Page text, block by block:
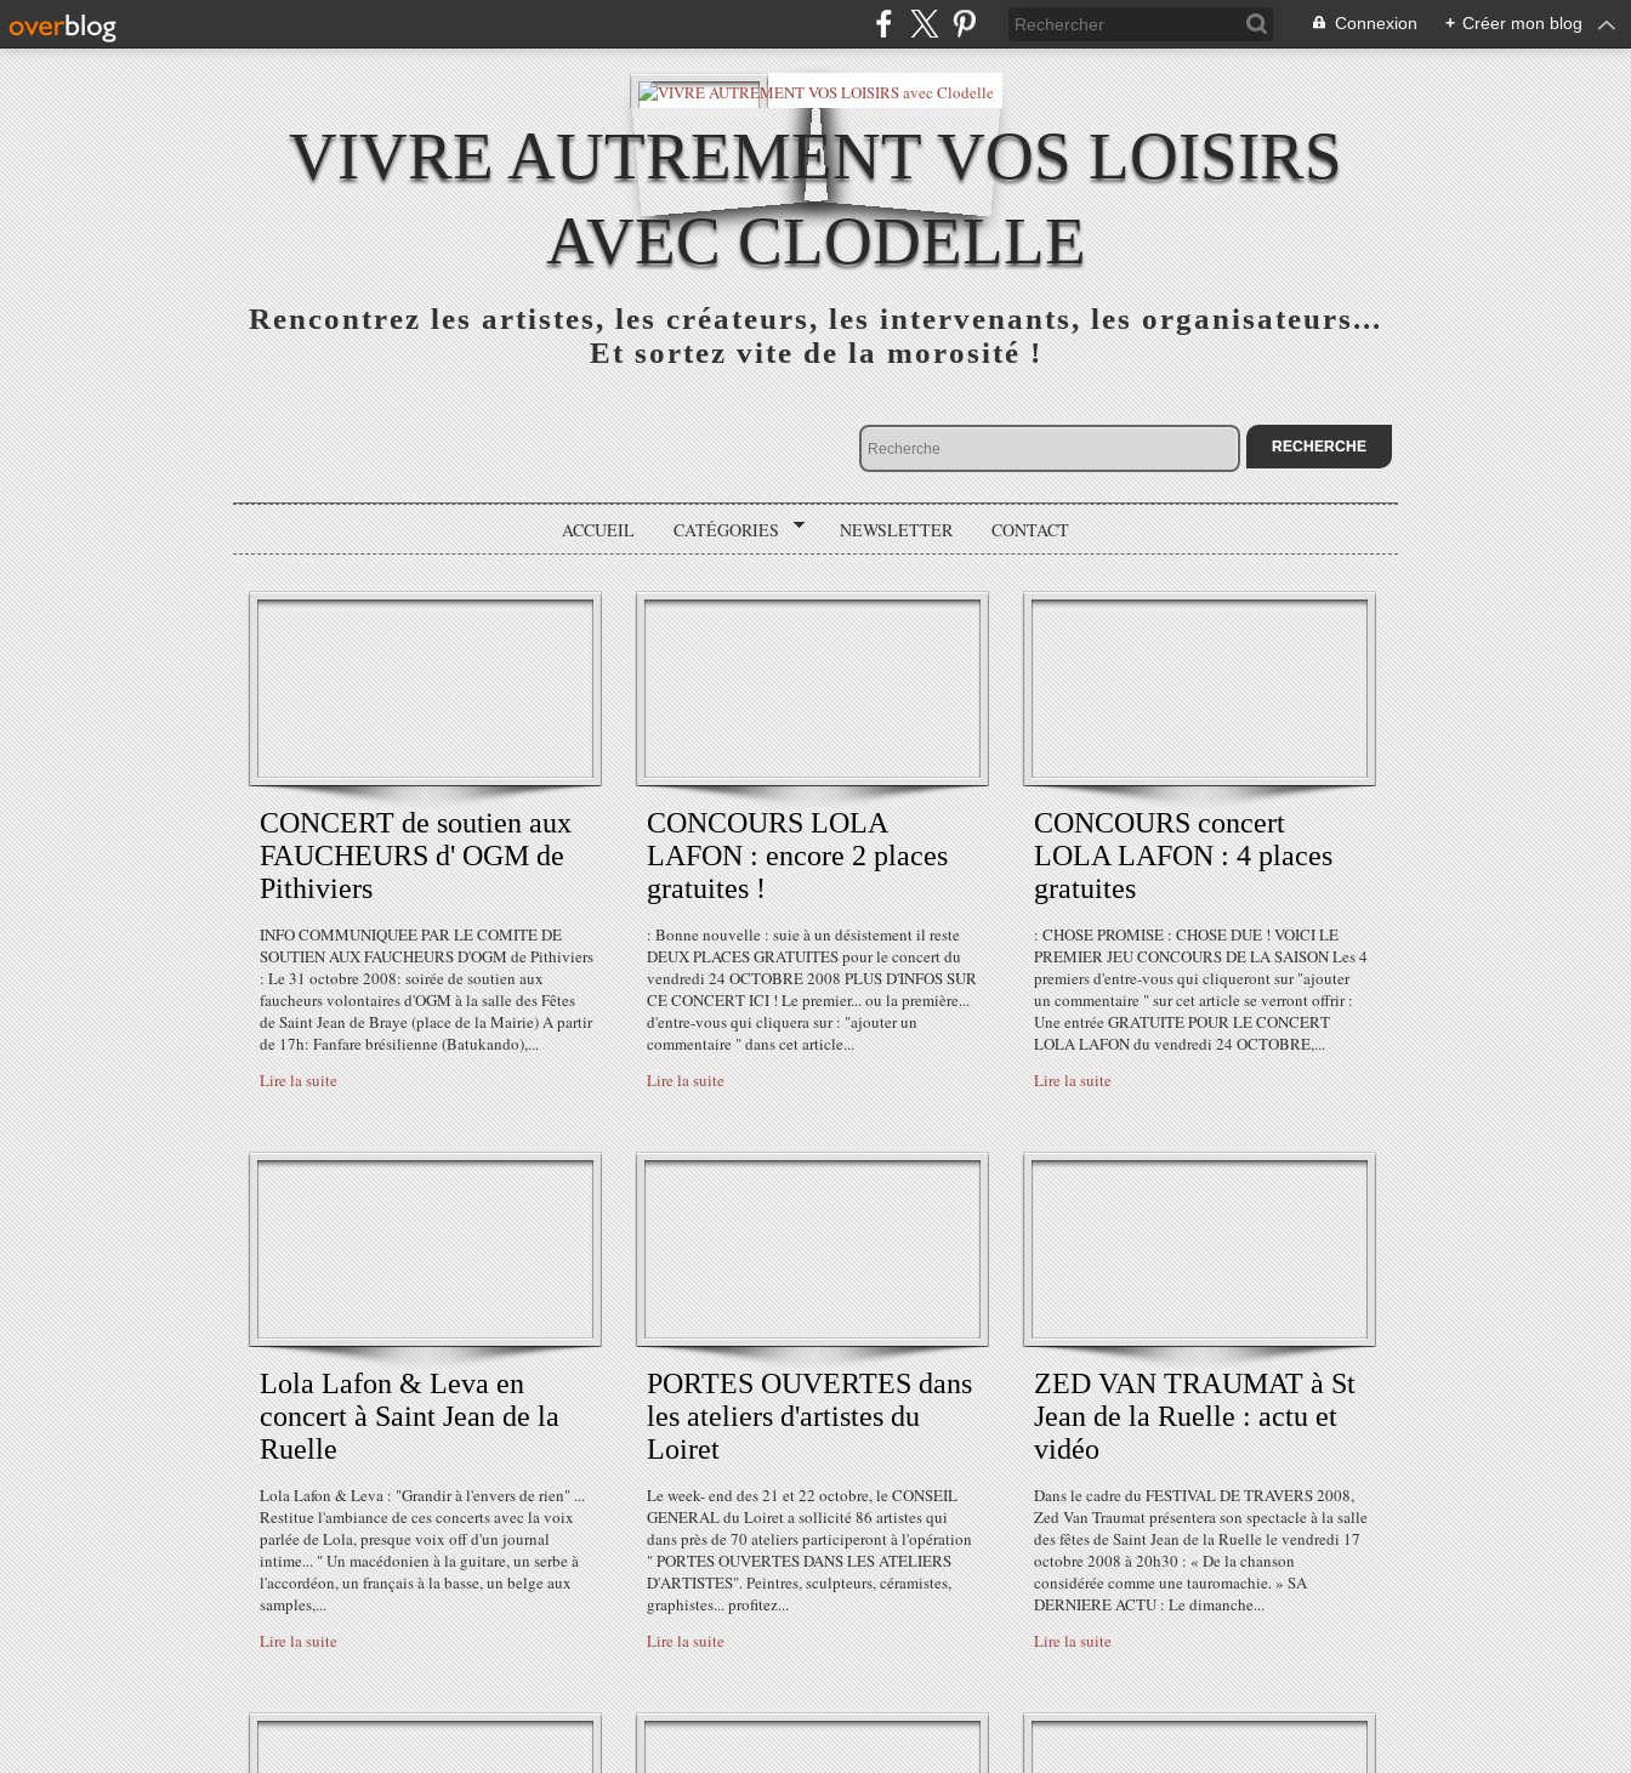
Connexion + Créer mon blog
VIVRE AUTREMENT VOS LOISIRS
AVEC CLODELLE
Rencontrez les artistes, les créateurs, les intervenants, les organisateurs...
Et sortez vite de la morosité !
ACCUEIL CATÉGORIES NEWSLETTER CONTACT
CONCERT de soutien aux
FAUCHEURS d' OGM de
Pithiviers
INFO COMMUNIQUEE PAR LE COMITE DE
SOUTIEN AUX FAUCHEURS D'OGM de Pithiviers
: Le 31 octobre 2008: soirée de soutien aux
faucheurs volontaires d'OGM à la salle des Fêtes
de Saint Jean de Braye (place de la Mairie) A partir
de 17h: Fanfare brésilienne (Batukando),...
Lire la suite
CONCOURS LOLA
LAFON : encore 2 places
gratuites !
: Bonne nouvelle : suie à un désistement il reste
DEUX PLACES GRATUITES pour le concert du
vendredi 24 OCTOBRE 2008 PLUS D'INFOS SUR
CE CONCERT ICI ! Le premier... ou la première...
d'entre-vous qui cliquera sur : "ajouter un
commentaire " dans cet article...
Lire la suite
CONCOURS concert
LOLA LAFON : 4 places
gratuites
: CHOSE PROMISE : CHOSE DUE ! VOICI LE
PREMIER JEU CONCOURS DE LA SAISON Les 4
premiers d'entre-vous qui cliqueront sur "ajouter
un commentaire " sur cet article se verront offrir :
Une entrée GRATUITE POUR LE CONCERT
LOLA LAFON du vendredi 24 OCTOBRE,...
Lire la suite
Lola Lafon & Leva en
concert à Saint Jean de la
Ruelle
Lola Lafon & Leva : "Grandir à l'envers de rien" ...
Restitue l'ambiance de ces concerts avec la voix
parlée de Lola, presque voix off d'un journal
intime... " Un macédonien à la guitare, un serbe à
l'accordéon, un français à la basse, un belge aux
samples,...
Lire la suite
PORTES OUVERTES dans
les ateliers d'artistes du
Loiret
Le week- end des 21 et 22 octobre, le CONSEIL
GENERAL du Loiret a sollicité 86 artistes qui
dans près de 70 ateliers participeront à l'opération
" PORTES OUVERTES DANS LES ATELIERS
D'ARTISTES". Peintres, sculpteurs, céramistes,
graphistes... profitez...
Lire la suite
ZED VAN TRAUMAT à St
Jean de la Ruelle : actu et
vidéo
Dans le cadre du FESTIVAL DE TRAVERS 2008,
Zed Van Traumat présentera son spectacle à la salle
des fêtes de Saint Jean de la Ruelle le vendredi 17
octobre 2008 à 20h30 : « De la chanson
considérée comme une tauromachie. » SA
DERNIERE ACTU : Le dimanche...
Lire la suite